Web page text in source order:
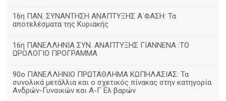
16η ΠΑΝ. ΣΥΝΑΝΤΗΣΗ ΑΝΑΠΤΥΞΗΣ Α΄ΦΑΣΗ: Τα
αποτελέσματα της Κυριακής
16η ΠΑΝΕΛΛΗΝΙΑ ΣΥΝ. ΑΝΑΠΤΥΞΗΣ ΓΙΑΝΝΕΝΑ :ΤΟ
ΩΡΟΛΟΓΙΟ ΠΡΟΓΡΑΜΜΑ
90ο ΠΑΝΕΛΛΗΝΙΟ ΠΡΩΤΑΘΛΗΜΑ ΚΩΠΗΛΑΣΙΑΣ: Τα
συνολικά μετάλλια και ο σχετικός πίνακας στην κατηγορία
Ανδρών-Γυναικών και Α-Γ Ελ βαρών